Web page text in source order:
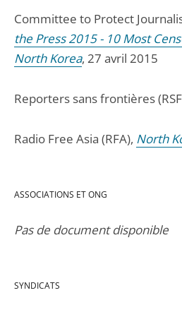
Committee to Protect
the Press 2015 - 10 Most
North Korea, 27 avril 2015
Reporters sans frontières
Radio Free Asia (RFA), North
ASSOCIATIONS ET ONG
Pas de document disponible
SYNDICATS